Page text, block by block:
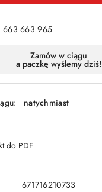
663 663 965
Wyślij
Zamów w ciągu
a paczkę wyślemy dziś!
natychmiast
do PDF
671716210733